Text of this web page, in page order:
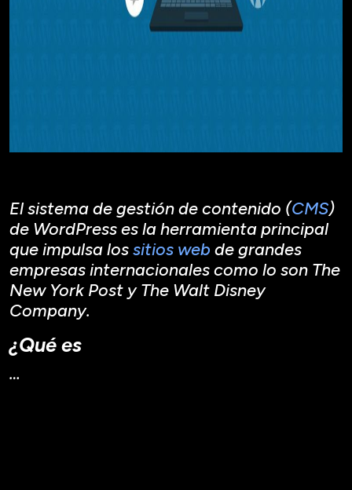
El sistema de gestión de contenido (CMS)
de WordPress es la herramienta principal
que impulsa lossitios web de grandes
empresas internacionales como lo son The
New York Post y The Walt Disney
Company.
¿Qué es
…